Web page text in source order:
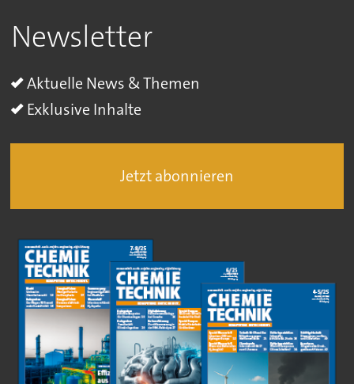
Newsletter
Aktuelle News & Themen
Exklusive Inhalte
Jetzt abonnieren